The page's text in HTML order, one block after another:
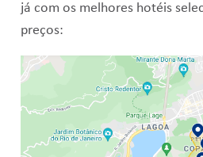
já com os melhores hotéis
preços: